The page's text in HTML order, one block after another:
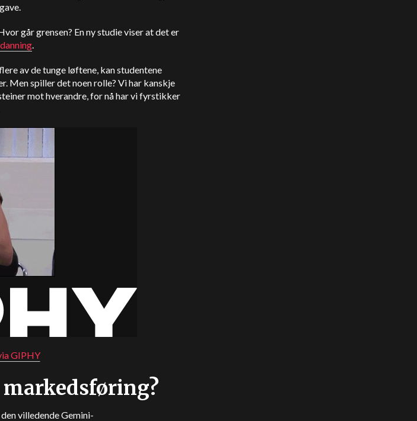
går grensen? En ny studie viser at det er
.
av de tunge løftene, kan studentene
Men spiller det noen rolle? Vi har kanskje
mot hverandre, for nå har vi fyrstikker
GIPHY
villedende Gemini-